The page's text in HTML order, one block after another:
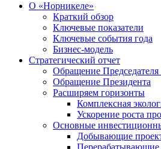
О «Норникеле»
Краткий обзор
Ключевые показатели
Ключевые события года
Бизнес-модель
Стратегический отчет
Обращение Председателя
Обращение Президента
Расширяем горизонты
Комплексная
Ускорение роста
Основные
Добывающие
Перерабатывающие